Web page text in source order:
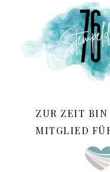
ZUR ZEIT BIN
MITGLIED